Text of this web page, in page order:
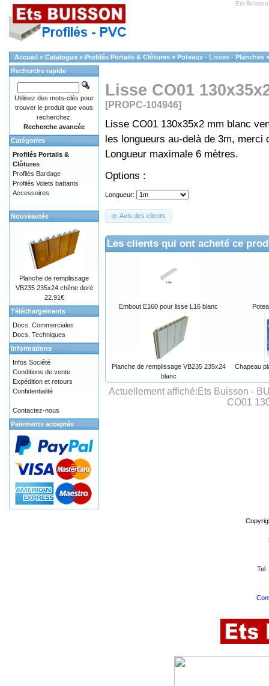
Ets
Accueil » Catalogue » Profilés Portails & Clôtures » Poteaux - Lisses - Planches
Lisse CO01
[PROPC-104946]
Lisse CO01 130x35x2 mm blanc
les longueurs au-delà de 3m, merci
Longueur maximale 6 mètres.
Options :
Longueur:
Avis des clients
Les clients qui ont acheté ce
Embout E160 pour lisse L16 blanc
Planche de remplissage VB235 235x24
blanc
Chapeau
Actuellement affiché: Ets Buisson -
CO01
Recherche rapide
Utilisez des mots-clés pour
trouver le produit que vous
recherchez.
Recherche avancée
Catégories
Profilés Portails &
Clôtures
Profilés Bardage
Profilés Volets battants
Accessoires
Nouveautés
Planche de remplissage
VB235 235x24 chêne doré
22.91€
Téléchargements
Docs. Commerciales
Docs. Techniques
Informations
Infos Société
Conditions de vente
Expédition et retours
Confidentialité
Contactez-nous
Paiements acceptés
Tel